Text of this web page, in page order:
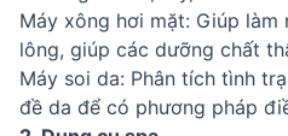
Máy xông hơi mặt: Giúp
lông, giúp các dưỡng chất
Máy soi da: Phân tích tình
đề da để có phương pháp